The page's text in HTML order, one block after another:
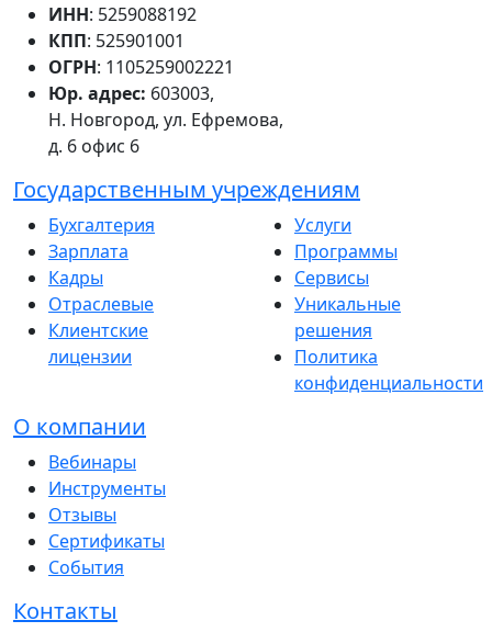
ИНН: 5259088192
КПП: 525901001
ОГРН: 1105259002221
Юр. адрес: 603003,
Н. Новгород, ул. Ефремова,
д. 6 офис 6
Государственным учреждениям
Бухгалтерия
Зарплата
Кадры
Отраслевые
Клиентские
лицензии
Услуги
Программы
Сервисы
Уникальные
решения
Политика
конфиденциальности
О компании
Вебинары
Инструменты
Отзывы
Сертификаты
События
Контакты